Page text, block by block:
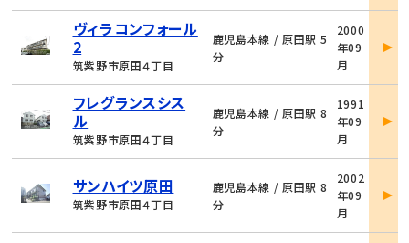
ヴィラコンフォール
2
筑紫野市原田４丁目
鹿児島本線 / 原田駅 5
分
2000
年09
月
詳
フレグランスシス
ル
筑紫野市原田４丁目
鹿児島本線 / 原田駅 8
分
1991
年09
月
詳
サンハイツ原田
筑紫野市原田４丁目
鹿児島本線 / 原田駅 8
分
2002
年09
月
詳